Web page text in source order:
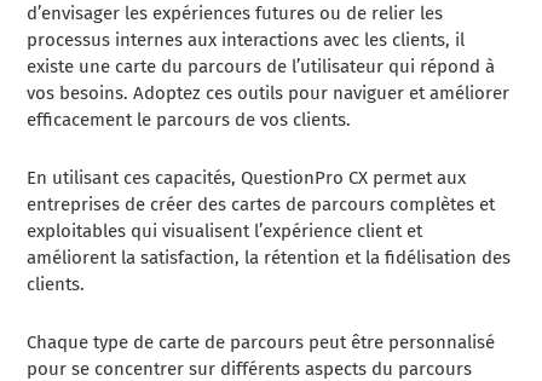
d’envisager les expériences futures ou de relier les
processus internes aux interactions avec les clients, il
existe une carte du parcours de l’utilisateur qui répond à
vos besoins. Adoptez ces outils pour naviguer et améliorer
efficacement le parcours de vos clients.
En utilisant ces capacités, QuestionPro CX permet aux
entreprises de créer des cartes de parcours complètes et
exploitables qui visualisent l’expérience client et
améliorent la satisfaction, la rétention et la fidélisation des
clients.
Chaque type de carte de parcours peut être personnalisé
pour se concentrer sur différents aspects du parcours